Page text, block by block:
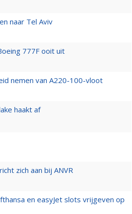
naar Tel Aviv
777F ooit uit
nemen van A220-100-vloot
haakt af
zich aan bij ANVR
en easyJet slots vrijgeven op